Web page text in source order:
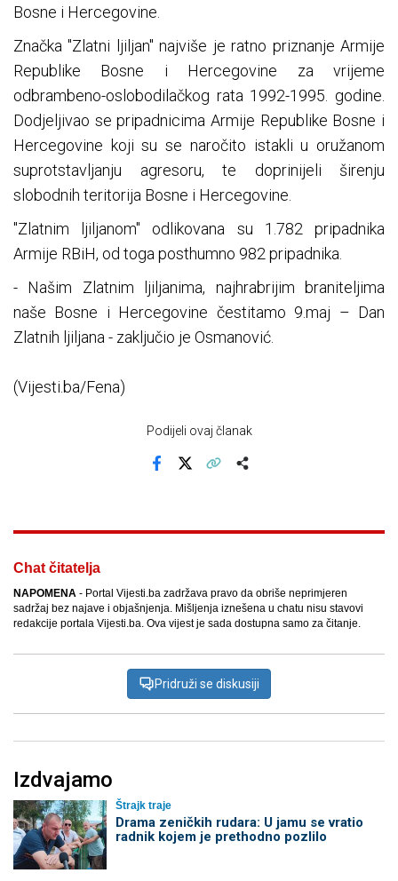
Bosne i Hercegovine.
Značka "Zlatni ljiljan" najviše je ratno priznanje Armije
Republike Bosne i Hercegovine za vrijeme
odbrambeno-oslobodilačkog rata 1992-1995. godine.
Dodjeljivao se pripadnicima Armije Republike Bosne i
Hercegovine koji su se naročito istakli u oružanom
suprotstavljanju agresoru, te doprinijeli širenju
slobodnih teritorija Bosne i Hercegovine.
"Zlatnim ljiljanom" odlikovana su 1.782 pripadnika
Armije RBiH, od toga posthumno 982 pripadnika.
- Našim Zlatnim ljiljanima, najhrabrijim braniteljima
naše Bosne i Hercegovine čestitamo 9.maj – Dan
Zlatnih ljiljana - zaključio je Osmanović.
(Vijesti.ba/Fena)
Podijeli ovaj članak
Chat čitatelja
NAPOMENA - Portal Vijesti.ba zadržava pravo da obriše neprimjeren
sadržaj bez najave i objašnjenja. Mišljenja iznešena u chatu nisu stavovi
redakcije portala Vijesti.ba. Ova vijest je sada dostupna samo za čitanje.
Pridruži se diskusiji
Izdvajamo
Štrajk traje
Drama zeničkih rudara: U jamu se vratio
radnik kojem je prethodno pozlilo